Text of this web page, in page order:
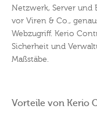
Netzwerk, Server und
vor Viren & Co.,
Webzugriff. Kerio
Sicherheit und
Maßstäbe.
Vorteile von Kerio